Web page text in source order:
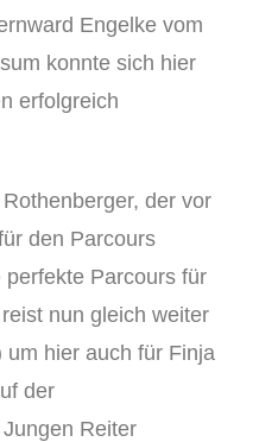
Engelke vom
konnte sich hier
erfolgreich
der vor
den Parcours
Parcours für
nun gleich weiter
um hier auch für Finja
der
Reiter